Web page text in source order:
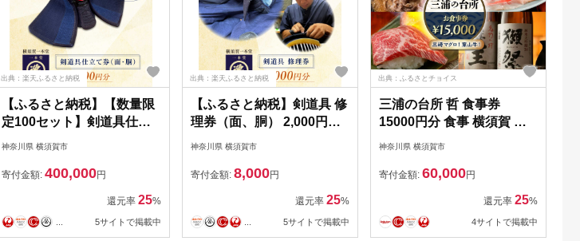
出典：楽天ふるさと納税
【ふるさと納税】【数量限
定100セット】剣道具仕立
て券（面・胴）100,000円
神奈川県 横須賀市
寄付金額:400,000円
還元率 25%
5サイトで掲載中
出典：楽天ふるさと納税
【ふるさと納税】剣道具 修
理券（面、胴） 2,000円分
【一本堂】[AKHA005]
神奈川県 横須賀市
寄付金額: 8,000円
還元率 25%
5サイトで掲載中
出典：ふるさとチョイス
三浦の台所 哲 食事券
15000円分 食事 横須賀 食
事券 マグロ 三浦半島 観光
【三浦の台所 哲】
神奈川県 横須賀市
寄付金額: 60,000円
還元率 25%
4サイトで掲載中